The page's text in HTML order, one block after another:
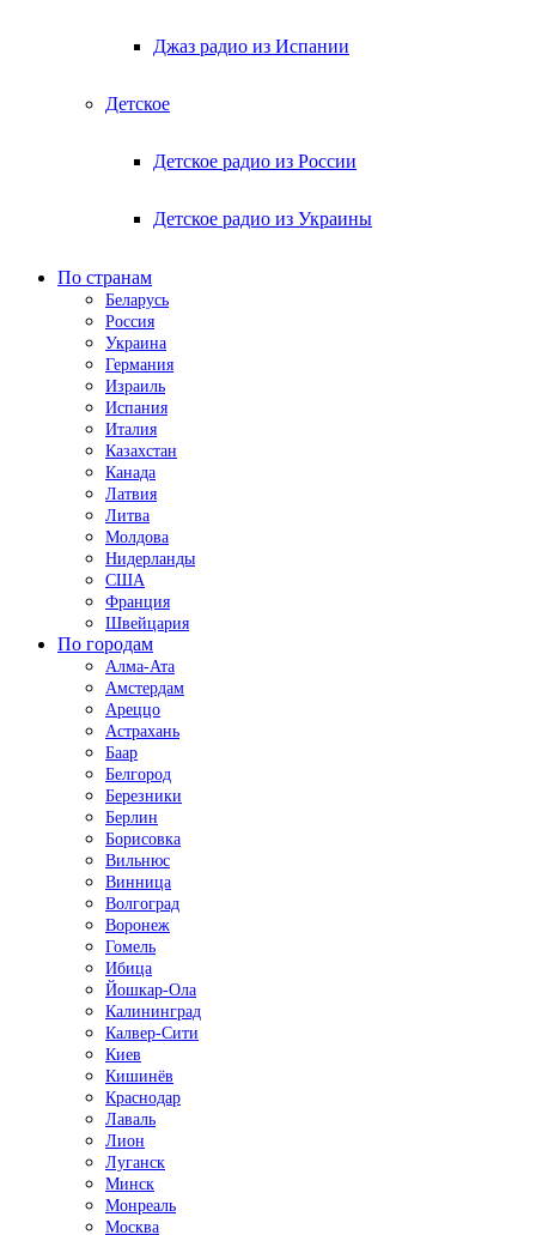
Джаз радио из Испании
Детское
Детское радио из России
Детское радио из Украины
По странам
Беларусь
Россия
Украина
Германия
Израиль
Испания
Италия
Казахстан
Канада
Латвия
Литва
Молдова
Нидерланды
США
Франция
Швейцария
По городам
Алма-Ата
Амстердам
Ареццо
Астрахань
Баар
Белгород
Березники
Берлин
Борисовка
Вильнюс
Винница
Волгоград
Воронеж
Гомель
Ибица
Йошкар-Ола
Калининград
Калвер-Сити
Киев
Кишинёв
Краснодар
Лаваль
Лион
Луганск
Минск
Монреаль
Москва